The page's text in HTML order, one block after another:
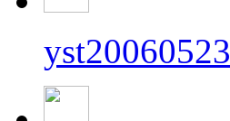
yst20060523